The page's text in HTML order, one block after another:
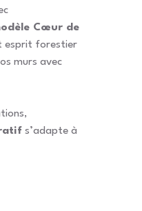
Cœur de
esprit forestier
murs avec
s’adapte à